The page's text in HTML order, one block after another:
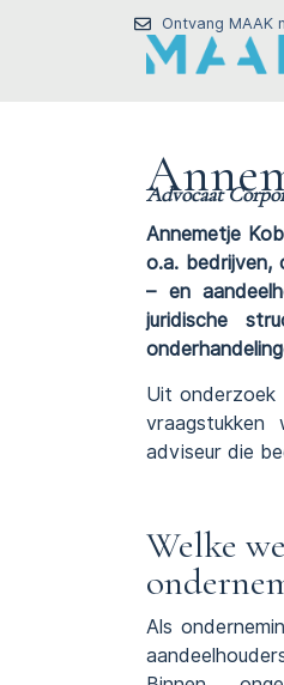
Ontvang MAAK
Advocaat
Annemetje
o.a. bedrijven,
– en
juridische
Uit onderzoek
vraagstukken
adviseur die
Welke
Als